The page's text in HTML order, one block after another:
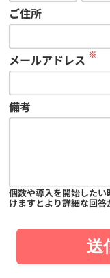
ご住所
メールアドレス ※
備考
個数や導入を開始した
けますとより詳細な回答
送